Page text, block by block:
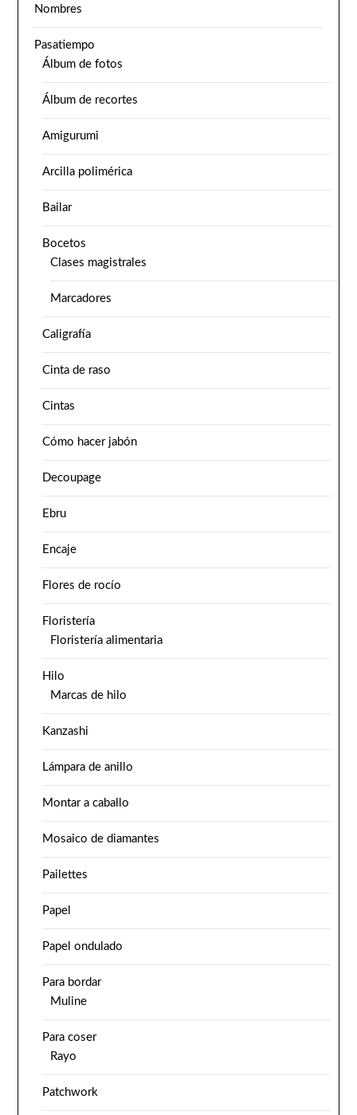
Nombres
Pasatiempo
Álbum de fotos
Álbum de recortes
Amigurumi
Arcilla polimérica
Bailar
Bocetos
Clases magistrales
Marcadores
Caligrafía
Cinta de raso
Cintas
Cómo hacer jabón
Decoupage
Ebru
Encaje
Flores de rocío
Floristería
Floristería alimentaria
Hilo
Marcas de hilo
Kanzashi
Lámpara de anillo
Montar a caballo
Mosaico de diamantes
Pailettes
Papel
Papel ondulado
Para bordar
Muline
Para coser
Rayo
Patchwork